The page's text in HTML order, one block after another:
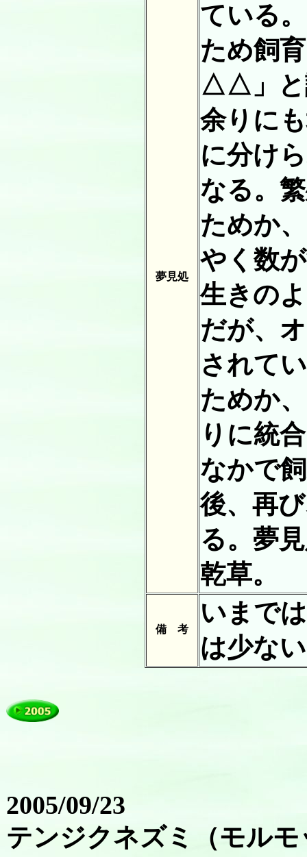
夢見処
ている
ため飼
△△」と
余りに
に分け
なる。
ためか
やく数
生きの
だが、
されて
ためか
りに統
なかで
後、再
る。夢
乾草。
備 考
いまで
は少な
2005/09/23
テンジクネズミ（モル